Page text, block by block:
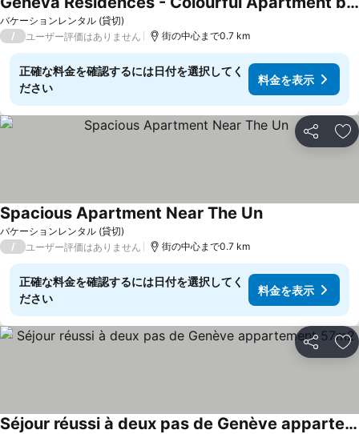
バケーションレンタル (貸切)
/ ユーザー評価はありません 街の中心まで0.7 km
正確な料金を確認するには日付を選択してく
ださい
料金を表示
シェア お
バケーションレンタル (貸切)
Spacious Apartment Near The Un
/ ユーザー評価はありません 街の中心まで0.7 km
正確な料金を確認するには日付を選択してく
ださい
料金を表示
シェア お
Séjour réussi à deux pas de Genève appartement 57m2